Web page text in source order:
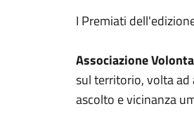
I Premiati
Associazione
sul territorio, volta ad
ascolto e vicinanza